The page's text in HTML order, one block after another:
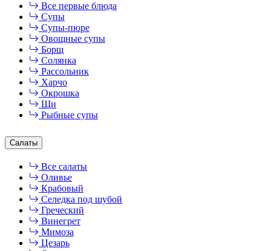
Все первые блюда
Супы
Супы-пюре
Овощные супы
Борщ
Солянка
Рассольник
Харчо
Окрошка
Щи
Рыбные супы
Салаты
Все салаты
Оливье
Крабовый
Селедка под шубой
Греческий
Винегрет
Мимоза
Цезарь